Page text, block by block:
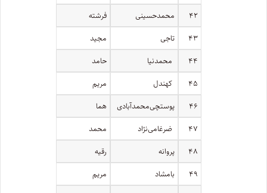
۴۲
محمد‌حسینی
فرشته
۴۳
تاجی
مجید
۴۴
محمد‌نیا
حامد
۴۵
کهندل
مریم
۴۶
پوستچی‌محمد‌آبادی
هما
۴۷
ضرغامی‌نژاد
محمد
۴۸
پروانه
رقیه
۴۹
بامشاد
مریم